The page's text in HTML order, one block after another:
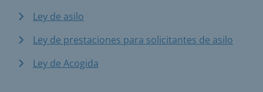
Ley de asilo
Ley de prestaciones para solicitantes de asilo
Ley de Acogida